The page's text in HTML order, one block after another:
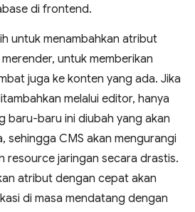
di frontend.
untuk menambahkan atribut
untuk memberikan
juga ke konten yang ada. Jika
melalui editor, hanya
baru-baru ini diubah yang akan
sehingga CMS akan mengurangi
resource jaringan secara drastis.
atribut dengan cepat akan
di masa mendatang dengan